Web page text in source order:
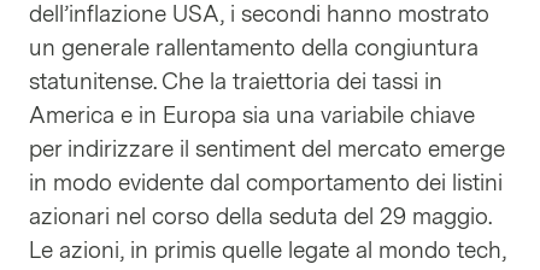
dell’inflazione USA, i secondi hanno mostrato
un generale rallentamento della congiuntura
statunitense. Che la traiettoria dei tassi in
America e in Europa sia una variabile chiave
per indirizzare il sentiment del mercato emerge
in modo evidente dal comportamento dei listini
azionari nel corso della seduta del 29 maggio.
Le azioni, in primis quelle legate al mondo tech,